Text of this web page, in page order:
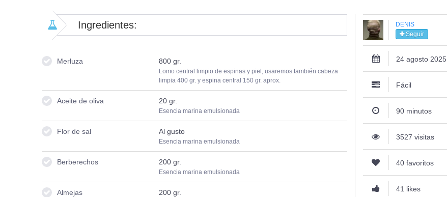
Ingredientes:
Merluza 800gr.
Lomo central limpio de espinas y piel, usaremos también cabeza
limpia 400 gr. y espina central 150 gr. aprox.
Aceite de oliva 20gr.
Esencia marina emulsionada
Flor de sal Al gusto
Esencia marina emulsionada
Berberechos 200gr.
Esencia marina emulsionada
Almejas 200gr.
DENIS
Seguir
24 agosto 2025
Fácil
90 minutos
3527 visitas
40 favoritos
41 likes